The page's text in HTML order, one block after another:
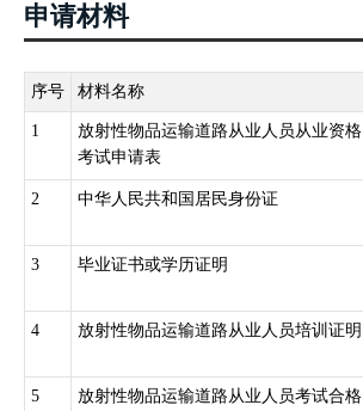
申请材料
序号 材料名称
1
放射性物品运输道路从业人员从业资格
考试申请表
2 中华人民共和国居民身份证
3 毕业证书或学历证明
4 放射性物品运输道路从业人员培训证明
5
放射性物品运输道路从业人员考试合格